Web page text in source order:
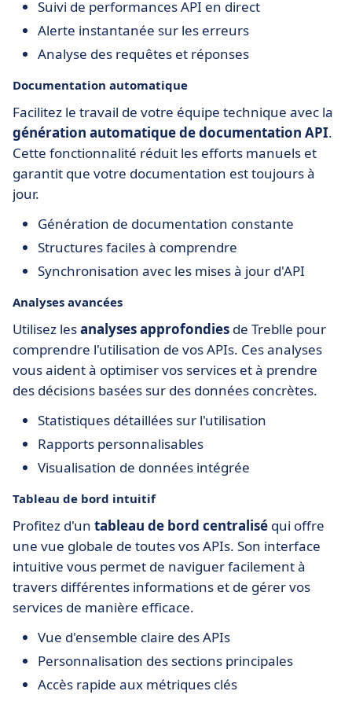
Suivi de performances API en direct
Alerte instantanée sur les erreurs
Analyse des requêtes et réponses
Documentation automatique
Facilitez le travail de votre équipe technique avec la
génération automatique de documentation API.
Cette fonctionnalité réduit les efforts manuels et
garantit que votre documentation est toujours à
jour.
Génération de documentation constante
Structures faciles à comprendre
Synchronisation avec les mises à jour d'API
Analyses avancées
Utilisez lesanalyses approfondies de Treblle pour
comprendre l'utilisation de vos APIs. Ces analyses
vous aident à optimiser vos services et à prendre
des décisions basées sur des données concrètes.
Statistiques détaillées sur l'utilisation
Rapports personnalisables
Visualisation de données intégrée
Tableau de bord intuitif
Profitez d'un tableau de bord centralisé qui offre
une vue globale de toutes vos APIs. Son interface
intuitive vous permet de naviguer facilement à
travers différentes informations et de gérer vos
services de manière efficace.
Vue d'ensemble claire des APIs
Personnalisation des sections principales
Accès rapide aux métriques clés